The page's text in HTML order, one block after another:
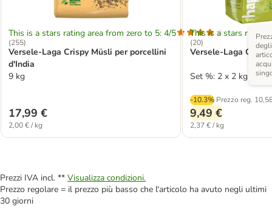
This is a stars rating area from zero to 5: 4/5
(255)
Versele-Laga Crispy Müsli per porcellini
d'India
9 kg
17,99 €
2,00 € / kg
This is a stars rating
(20)
Versele-Laga
Set %: 2 x 2 kg
-10.3% Prezzo reg.
9,49 €
2,37 € / kg
Prezzi IVA incl. ** Visualizza condizioni.
Prezzo regolare = il prezzo più basso che l'articolo ha avuto negli ultimi
30 giorni